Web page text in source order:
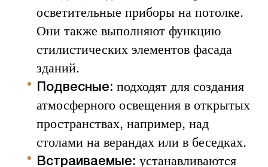
осветительные приборы на потолке.
Они также выполняют функцию
стилистических элементов фасада
зданий.
Подвесные:подходят для создания
атмосферного освещения в открытых
пространствах, например, над
столами на верандах или в беседках.
Встраиваемые: устанавливаются